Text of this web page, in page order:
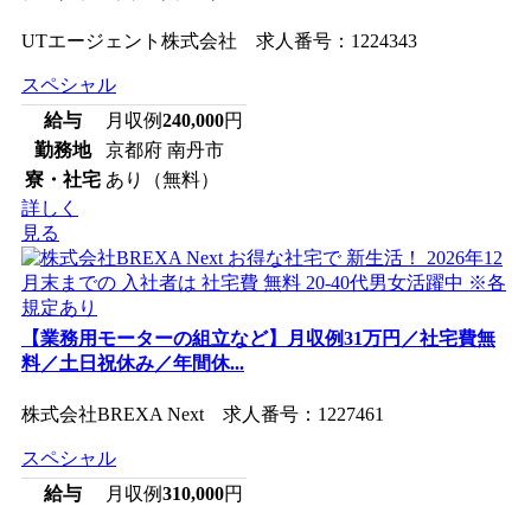
UTエージェント株式会社 求人番号：1224343
スペシャル
給与
月収例240,000円
勤務地
京都府 南丹市
寮・社宅 あり（無料）
詳しく
見る
【業務用モーターの組立など】月収例31万円／社宅費無
料／土日祝休み／年間休...
株式会社BREXA Next 求人番号：1227461
スペシャル
給与
月収例310,000円